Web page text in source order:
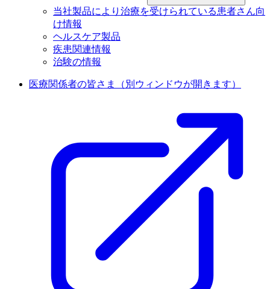
当社製品により治療を受けられている患者さん向
け情報
ヘルスケア製品
疾患関連情報
治験の情報
医療関係者の皆さま （別ウィンドウが開きます）